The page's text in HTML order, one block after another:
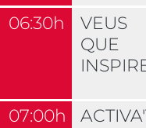
06:30h
VEUS
QUE
07:00h